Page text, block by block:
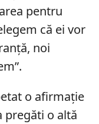
pentru
că ei vor
noi
o afirmație
pregăti o altă